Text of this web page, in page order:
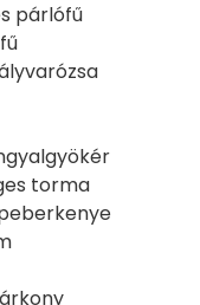
párlófű
torma